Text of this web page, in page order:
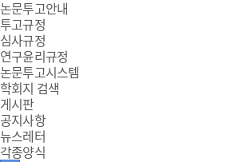
논문투고안내
투고규정
심사규정
연구윤리규정
논문투고시스템
학회지 검색
게시판
공지사항
뉴스레터
각종양식